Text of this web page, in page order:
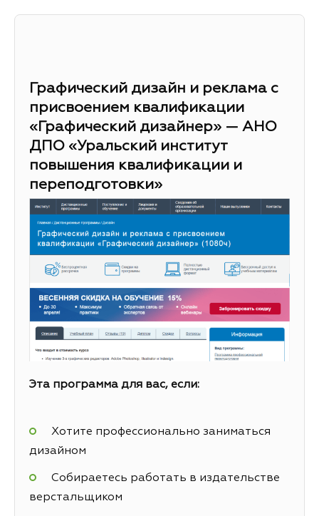
Графический дизайн и реклама с
присвоением квалификации
«Графический дизайнер» — АНО
ДПО «Уральский институт
повышения квалификации и
переподготовки»
Эта программа для вас, если:
Хотите профессионально заниматься
дизайном
Собираетесь работать в издательстве
верстальщиком